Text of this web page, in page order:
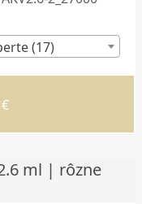
(17)
ml | rôzne